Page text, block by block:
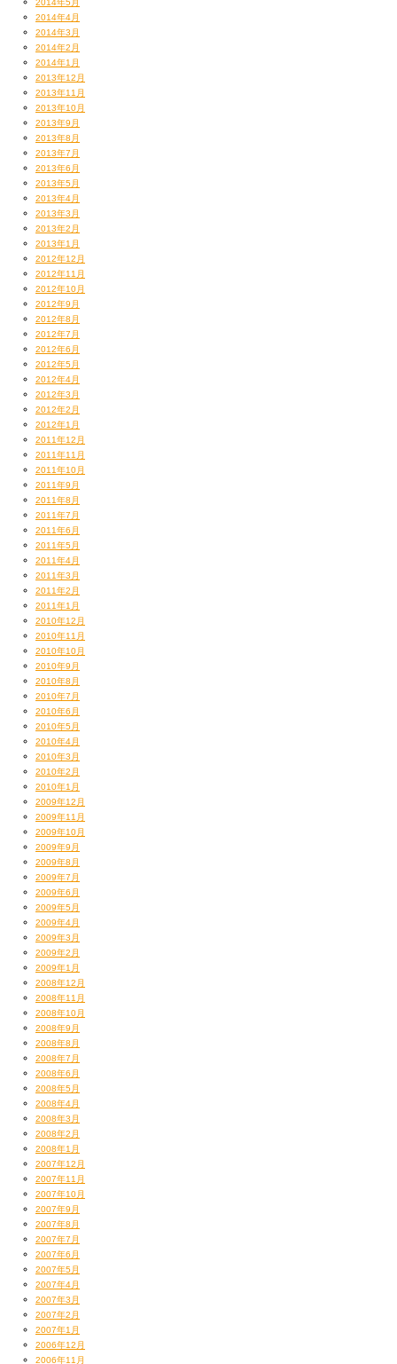
2014年4月
2014年3月
2014年2月
2014年1月
2013年12月
2013年11月
2013年10月
2013年9月
2013年8月
2013年7月
2013年6月
2013年5月
2013年4月
2013年3月
2013年2月
2013年1月
2012年12月
2012年11月
2012年10月
2012年9月
2012年8月
2012年7月
2012年6月
2012年5月
2012年4月
2012年3月
2012年2月
2012年1月
2011年12月
2011年11月
2011年10月
2011年9月
2011年8月
2011年7月
2011年6月
2011年5月
2011年4月
2011年3月
2011年2月
2011年1月
2010年12月
2010年11月
2010年10月
2010年9月
2010年8月
2010年7月
2010年6月
2010年5月
2010年4月
2010年3月
2010年2月
2010年1月
2009年12月
2009年11月
2009年10月
2009年9月
2009年8月
2009年7月
2009年6月
2009年5月
2009年4月
2009年3月
2009年2月
2009年1月
2008年12月
2008年11月
2008年10月
2008年9月
2008年8月
2008年7月
2008年6月
2008年5月
2008年4月
2008年3月
2008年2月
2008年1月
2007年12月
2007年11月
2007年10月
2007年9月
2007年8月
2007年7月
2007年6月
2007年5月
2007年4月
2007年3月
2007年2月
2007年1月
2006年12月
2006年11月